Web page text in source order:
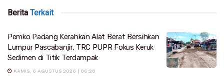
Berita Terkait
Pemko Padang Kerahkan Alat Berat Bersihkan
Lumpur Pascabanjir, TRC PUPR Fokus Keruk
Sedimen di Titik Terdampak
KAMIS, 6 AGUSTUS 2026 | 06:28